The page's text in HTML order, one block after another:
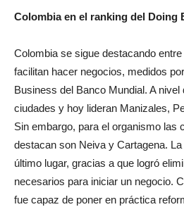
Colombia en el ranking del Doing
Colombia se sigue destacando
facilitan hacer negocios, medidos
Business del Banco Mundial. A
ciudades y hoy lideran Manizales,
Sin embargo, para el organismo las
destacan son Neiva y Cartagena.
último lugar, gracias a que logró
necesarios para iniciar un negocio.
fue capaz de poner en práctica